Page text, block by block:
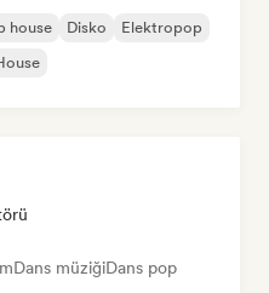
house Disko
Elektropop
Dans müziğiDans pop